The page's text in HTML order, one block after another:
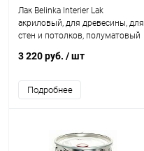
Лак Belinka Interier Lak
акриловый, для древесины, для
стен и потолков, полуматовый
3 220 руб. / шт
Подробнее